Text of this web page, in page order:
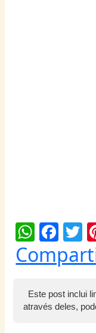
W
h
at
s
A
F
a
c
e
b
T
Este post inclui
através deles,